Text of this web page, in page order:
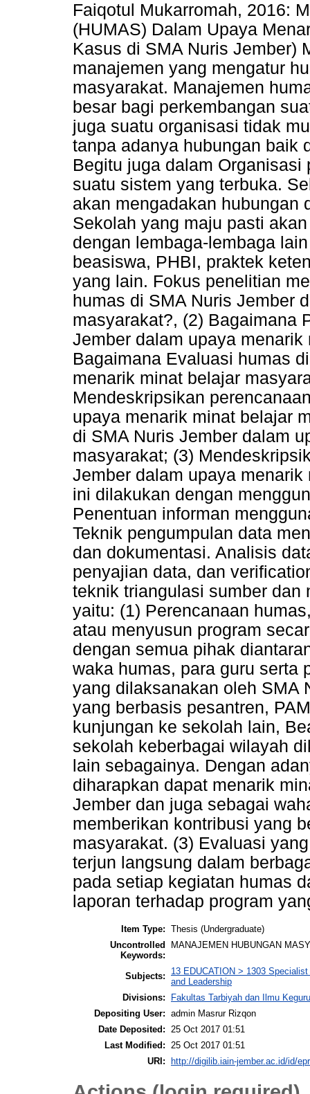
Faiqotul Mukarromah, 2016:
(HUMAS) Dalam Upaya
Kasus di SMA Nuris Jember)
manajemen yang mengatur
masyarakat. Manajemen
besar bagi perkembangan
juga suatu organisasi tidak
tanpa adanya hubungan baik
Begitu juga dalam
suatu sistem yang terbuka.
akan mengadakan hubungan
Sekolah yang maju pasti
dengan lembaga-lembaga
beasiswa, PHBI, praktek
yang lain. Fokus penelitian
humas di SMA Nuris Jember
masyarakat?, (2) Bagaimana
Jember dalam upaya
Bagaimana Evaluasi humas
menarik minat belajar
Mendeskripsikan
upaya menarik minat belajar
di SMA Nuris Jember dalam
masyarakat; (3)
Jember dalam upaya
ini dilakukan dengan
Penentuan informan
Teknik pengumpulan data
dan dokumentasi. Analisis
penyajian data, dan
teknik triangulasi sumber dan
yaitu: (1) Perencanaan
atau menyusun program
dengan semua pihak
waka humas, para guru serta
yang dilaksanakan oleh SMA
yang berbasis pesantren,
kunjungan ke sekolah lain,
sekolah keberbagai wilayah
lain sebagainya. Dengan
diharapkan dapat menarik
Jember dan juga sebagai
memberikan kontribusi yang
masyarakat. (3) Evaluasi
terjun langsung dalam
pada setiap kegiatan humas
laporan terhadap program
Item Type: Thesis (Undergraduate)
Uncontrolled
Keywords:
MANAJEMEN HUBUNGAN
Subjects:
13 EDUCATION > 1303
and Leadership
Divisions:
Fakultas Tarbiyah dan Ilmu
Depositing User: admin Masrur Rizqon
Date Deposited:
25 Oct 2017 01:51
Last Modified:
25 Oct 2017 01:51
URI:
http://digilib.iain-jember.ac.id/id/